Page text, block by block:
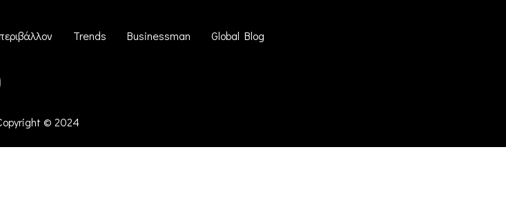
Trends Businessman Global Blog
© 2024